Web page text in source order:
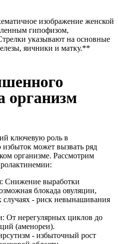
изображение женской
гипофизом,
указывают на основные
яичники и матку.**
организм
ключевую роль в
может вызвать ряд
организме. Рассмотрим
Снижение выработки
блокада овуляции,
- риск невынашивания
От нерегулярных циклов до
(аменореи).
- избыточный рост